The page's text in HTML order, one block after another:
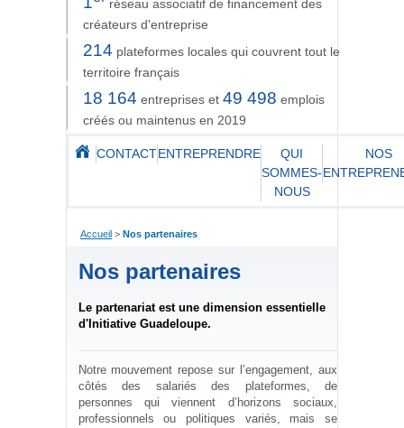
réseau associatif de financement des
créateurs d'entreprise
214 plateformes locales qui couvrent tout le
territoire français
18 164 entreprises et 49 498 emplois
créés ou maintenus en 2019
CONTACTENTREPRENDRE
QUI
SOMMES-
NOUS
NOS
Accueil > Nos partenaires
Nos partenaires
Le partenariat est une dimension essentielle
d'Initiative Guadeloupe.
Notre mouvement repose sur l’engagement, aux
côtés des salariés des plateformes, de
personnes qui viennent d’horizons sociaux,
professionnels ou politiques variés, mais se